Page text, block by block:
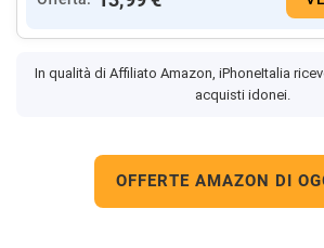
In qualità di Affiliato Amazon, iPhoneItalia
acquisti idonei.
OFFERTE AMAZON DI